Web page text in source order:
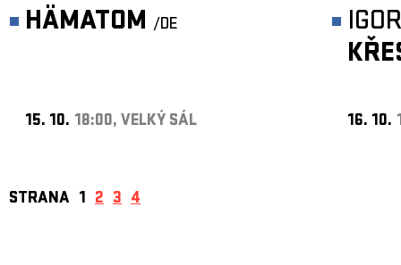
HÄMATOM /DE
15. 10. 18:00, VELKÝ SÁL 16. 10.
STRANA 1 2 3 4